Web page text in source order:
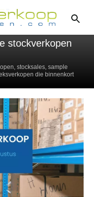
stockverkopen
stocksales, sample
die binnenkort